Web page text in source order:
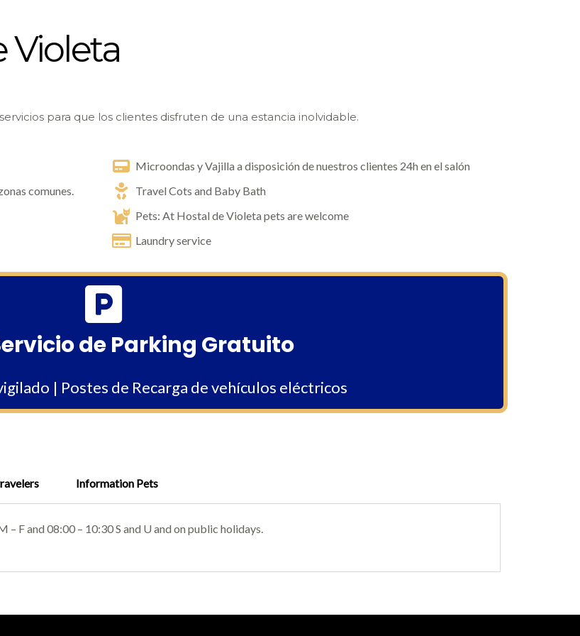
Violeta
para que los clientes disfruten de una estancia inolvidable.
comunes.
Microondas y Vajilla a disposición de nuestros clientes 24h en el salón
Travel Cots and Baby Bath
Pets: At Hostal de Violeta pets are welcome
Laundry service
de Parking Gratuito
| Postes de Recarga de vehículos eléctricos
Information Pets
F and 08:00 – 10:30 S and U and on public holidays.